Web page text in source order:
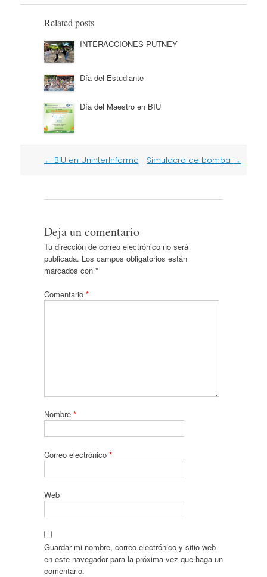
Related posts
INTERACCIONES PUTNEY
Día del Estudiante
Día del Maestro en BIU
Post
← BIU en UninterInforma Simulacro de bomba →
Deja un comentario
Tu dirección de correo electrónico no será
publicada. Los campos obligatorios están
marcados con *
Comentario *
Nombre *
Correo electrónico *
Web
Guardar mi nombre, correo electrónico y sitio web
en este navegador para la próxima vez que haga un
comentario.